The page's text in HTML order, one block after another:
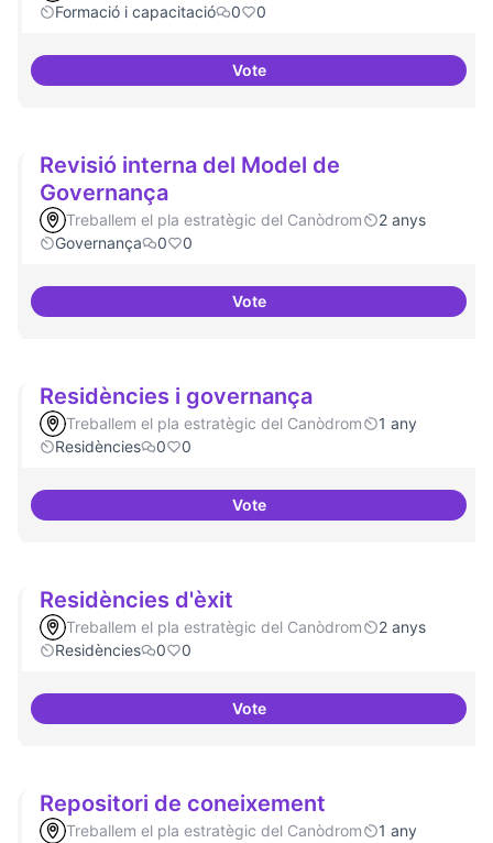
Formació i capacitació 0 0
VoteSensibilització FLOSS
Revisió interna del Model de
Governança
Treballem el pla estratègic del Canòdrom
2 anys
Governança
0 0
VoteRevisió interna del Model de
Residències i governança
Treballem el pla estratègic del Canòdrom
1 any
Residències
0 0
VoteResidències i governança
Residències d'èxit
Treballem el pla estratègic del Canòdrom
2 anys
Residències
0 0
VoteResidències d'èxit
Repositori de coneixement
Treballem el pla estratègic del Canòdrom
1 any